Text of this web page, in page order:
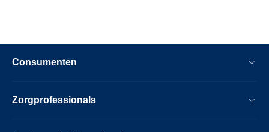
Consumenten
Zorgprofessionals